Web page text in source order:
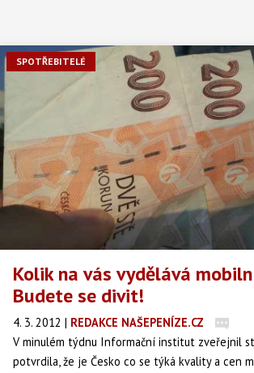
SPOTŘEBITELÉ
Kolik na vás vydělává
Budete se divit!
4. 3. 2012 | REDAKCE NAŠEPENÍZE.CZ
V minulém týdnu Informační institut zveřejnil
potvrdila, že je Česko co se týká kvality a cen